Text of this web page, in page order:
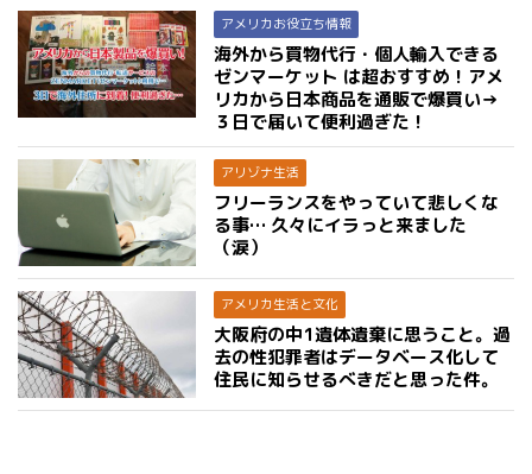
アメリカお役立ち情報
海外から買物代行・個人輸入できる
ゼンマーケット は超おすすめ！アメ
リカから日本商品を通販で爆買い→
３日で届いて便利過ぎた！
アリゾナ生活
フリーランスをやっていて悲しくな
る事… 久々にイラっと来ました
（涙）
アメリカ生活と文化
大阪府の中1遺体遺棄に思うこと。過
去の性犯罪者はデータベース化して
住民に知らせるべきだと思った件。